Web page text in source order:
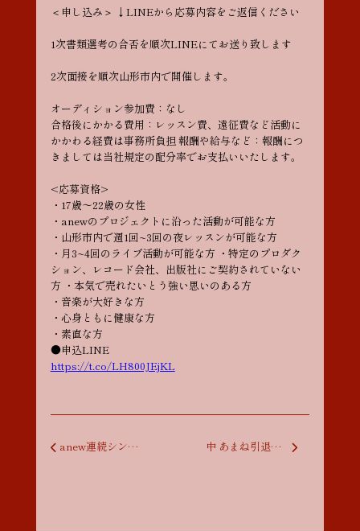
＜申し込み＞ ↓LINEから応募内容をご返信ください
1次書類選考の合否を順次LINEにてお送り致します
2次面接を順次山形市内で開催します。
オーディション参加費：なし
合格後にかかる費用：レッスン費、遠征費など活動に
かかわる経費は事務所負担 報酬や給与など：報酬につ
きましては当社規定の配分率でお支払いいたします。
<応募資格>
・17歳～22歳の女性
・anewのプロジェクトに沿った活動が可能な方
・山形市内で週1回~3回の夜レッスンが可能な方
・月3~4回のライブ活動が可能な方 ・特定のプロダク
ション、レコード会社、出版社にご契約されていない
方 ・本気で売れたいとう強い思いのある方
・音楽が大好きな方
・心身ともに健康な方
・素直な方
●申込LINE
https://t.co/LH800JEjKL
投稿ナビゲーション
anew連続シングルリリース 第３弾『束の間 / D♭△7』 中 あまね引退のお知らせ